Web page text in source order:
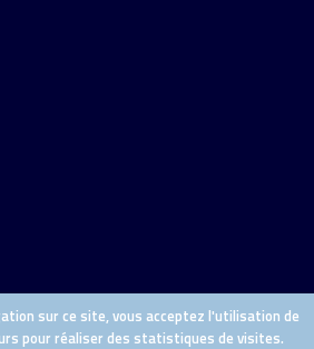
sur ce site, vous acceptez l'utilisation de
pour réaliser des statistiques de visites.